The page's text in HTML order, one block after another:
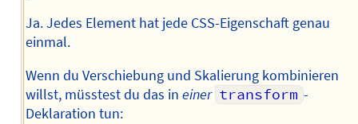
Ja. Jedes Element hat jede CSS-Eigenschaft genau
einmal.
Wenn du Verschiebung und Skalierung kombinieren
willst, müsstest du das in einer transform -
Deklaration tun: